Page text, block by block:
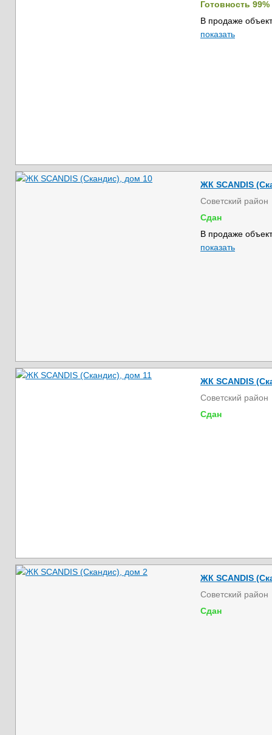
Готовность 99%
В продаже
показать
ЖК SCANDIS
Советский район
Сдан
В продаже
показать
ЖК SCANDIS
Советский район
Сдан
ЖК SCANDIS
Советский район
Сдан